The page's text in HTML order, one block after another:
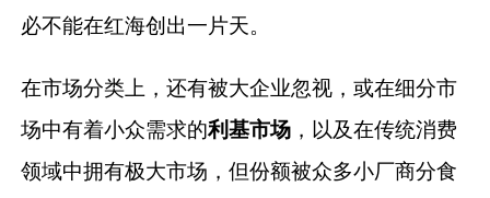
必不能在红海创出一片天。
在市场分类上，还有被大企业忽视，或在细分市
场中有着小众需求的利基市场 ，以及在传统消费
领域中拥有极大市场，但份额被众多小厂商分食